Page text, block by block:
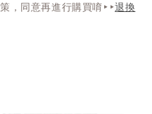
，同意再進行購買唷‣‣退換